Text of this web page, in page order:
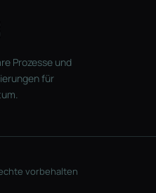
Prozesse und
für
vorbehalten